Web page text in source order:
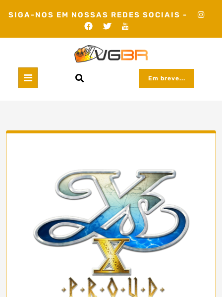
SIGA-NOS EM NOSSAS REDES SOCIAIS -
Em breve...